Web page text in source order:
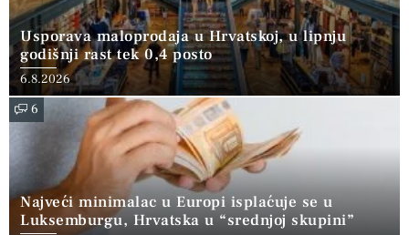
Usporava maloprodaja u Hrvatskoj, u lipnju
godišnji rast tek 0,4 posto
6.8.2026
6
Najveći minimalac u Europi isplaćuje se u
Luksemburgu, Hrvatska u “srednjoj skupini”